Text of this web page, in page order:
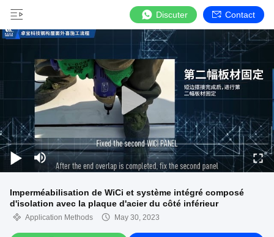
Discuter Contact
Imperméabilisation de WiCi et système intégré composé
d'isolation avec la plaque d'acier du côté inférieur
Application Methods May 30, 2023